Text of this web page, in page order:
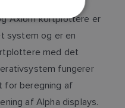
Axiom kortplottere er
system og er en
med det
fungerer
for beregning af
af Alpha displays.
NORWEGIAN